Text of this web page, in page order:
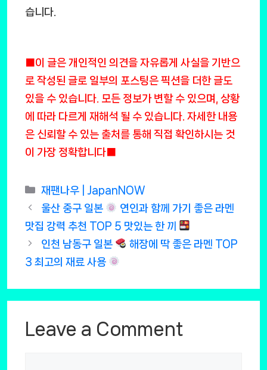
습니다.
■이 글은 개인적인 의견을 자유롭게 사실을 기반으
로 작성된 글로 일부의 포스팅은 픽션을 더한 글도
있을 수 있습니다. 모든 정보가 변할 수 있으며, 상황
에 따라 다르게 재해석 될 수 있습니다. 자세한 내용
은 신뢰할 수 있는 출처를 통해 직접 확인하시는 것
이 가장 정확합니다■
Categories
재팬나우 | JapanNOW
울산 중구 일본
연인과 함께 가기 좋은 라멘
맛집 강력 추천 TOP 5 맛있는 한 끼
인천 남동구 일본
해장에 딱 좋은 라멘 TOP
3 최고의 재료 사용
Leave a Comment